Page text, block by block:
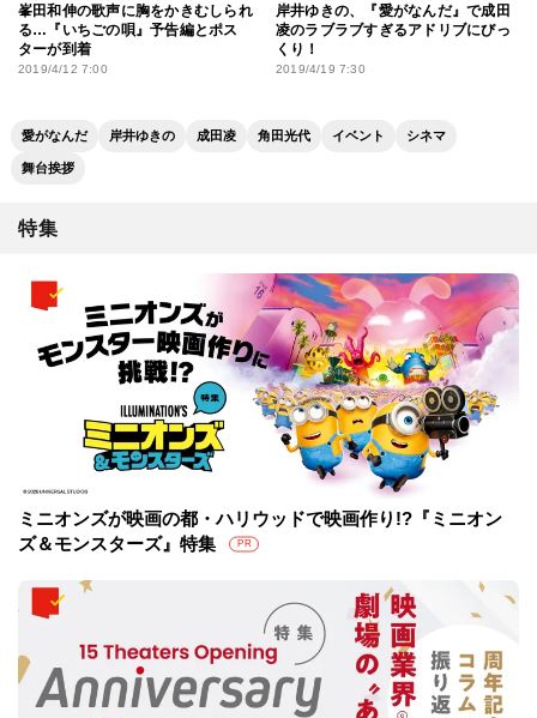
峯田和伸の歌声に胸をかきむしられ
る…『いちごの唄』予告編とポス
ターが到着
2019/4/12 7:00
岸井ゆきの、『愛がなんだ』で成田
凌のラブラブすぎるアドリブにびっ
くり！
2019/4/19 7:30
愛がなんだ 岸井ゆきの 成田凌 角田光代 イベント シネマ
舞台挨拶
特集
ミニオンズが映画の都・ハリウッドで映画作り!?『ミニオン
ズ＆モンスターズ』特集
PR